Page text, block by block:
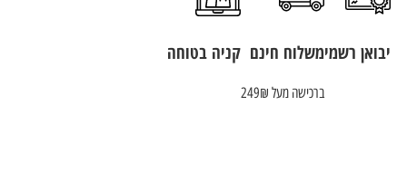
יבואן רשמימשלוח חינם
ברכישה מעל 249₪
קניה בטוחה